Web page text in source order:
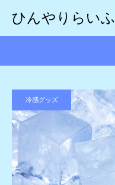
ひんやりらいふ
冷感グッズ